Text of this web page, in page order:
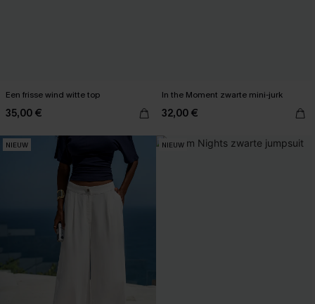
Een frisse wind witte top
35,00 €
In the Moment zwarte mini-jurk
32,00 €
NIEUW NIEUW